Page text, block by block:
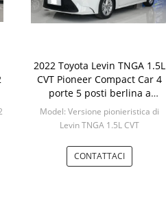
2022 Toyota Levin TNGA 1.5L
CVT Pioneer Compact Car 4
porte 5 posti berlina a
benzina
Model: Versione pionieristica di
Levin TNGA 1.5L CVT
CONTATTACI